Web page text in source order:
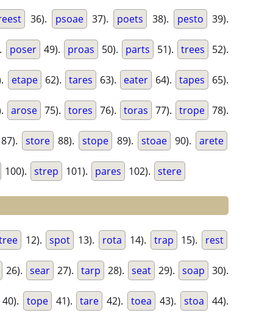
36). psoae 37). poets 38). pesto 39).
poser 49). proas 50). parts 51). trees 52).
etape 62). tares 63). eater 64). tapes 65).
arose 75). tores 76). toras 77). trope 78).
87). store 88). stope 89). stoae 90). arete
100). strep 101). pares 102). stere
12). spot 13). rota 14). trap 15). rest
26). sear 27). tarp 28). seat 29). soap 30).
40). tope 41). tare 42). toea 43). stoa 44).